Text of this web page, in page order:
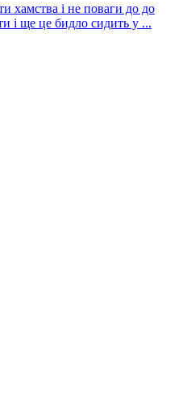
хамства і не поваги до до
і ще це бидло сидить у ...